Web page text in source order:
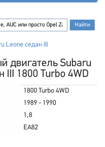
Leone седан III
двигатель Subaru
III 1800 Turbo 4WD
1800 Turbo 4WD
1989 - 1990
1,8
EA82